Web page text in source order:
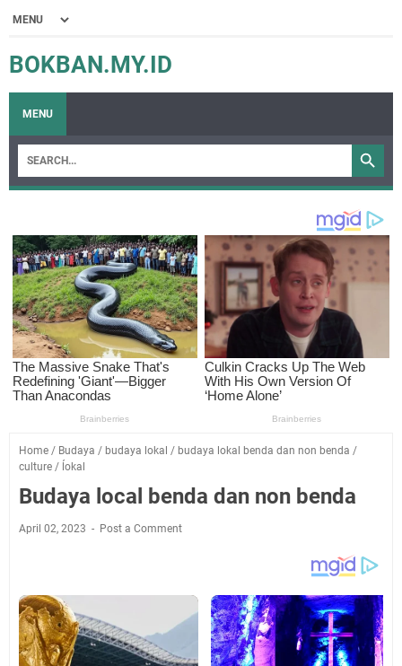
BOKBAN.MY.ID
MENU
Home / Budaya / budaya lokal / budaya lokal benda dan non benda /
culture / ĺokal
Budaya local benda dan non benda
April 02, 2023 Post a Comment